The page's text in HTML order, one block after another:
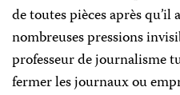
de toutes pièces après
nombreuses pressions
professeur de journalisme
fermer les journaux ou